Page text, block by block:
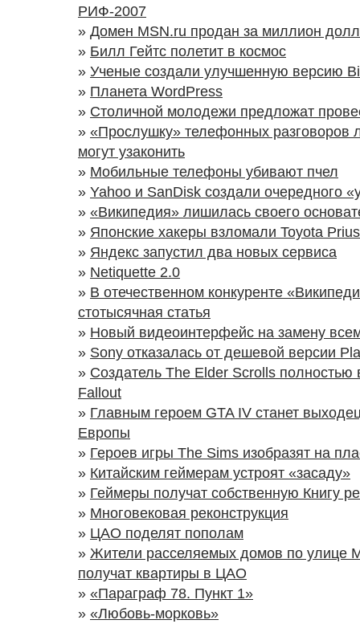
РИФ-2007
» Домен MSN.ru продан за миллион
» Билл Гейтс полетит в космос
» Ученые создали улучшенную версию
» Планета WordPress
» Столичной молодежи предложат
» «Прослушку» телефонных разговоров
могут узаконить
» Мобильные телефоны убивают пчел
» Yahoo и SanDisk создали очередного
» «Википедия» лишилась своего
» Японские хакеры взломали Toyota Prius
» Яндекс запустил два новых сервиса
» Netiquette 2.0
» В отечественном конкуренте
стотысячная статья
» Новый видеоинтерфейс на замену
» Sony отказалась от дешевой версии
» Создатель The Elder Scrolls
Fallout
» Главным героем GTA IV станет
Европы
» Героев игры The Sims изобразят на
» Китайским геймерам устроят «засаду»
» Геймеры получат собственную Книгу
» Многовековая реконструкция
» ЦАО поделят пополам
» Жители расселяемых домов по улице
получат квартиры в ЦАО
» «Параграф 78. Пункт 1»
» «Любовь-морковь»